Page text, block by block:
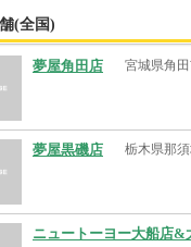
(全国)
夢屋角田店 宮城県角
夢屋黒磯店 栃木県那
ニュートーヨー大船店&